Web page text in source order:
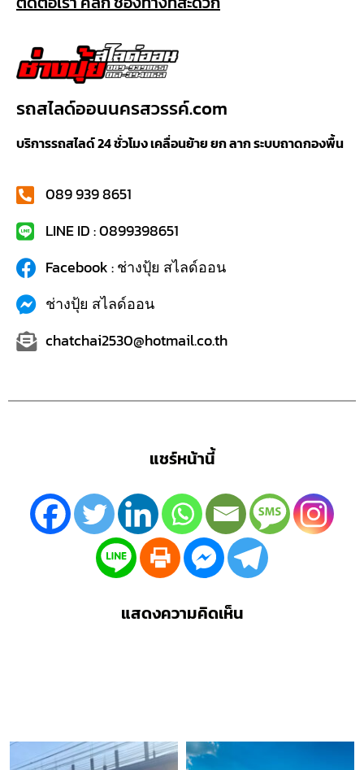
รถสไลด์ออนนครสวรรค์.com
บริการรถสไลด์ 24 ชั่วโมง เคลื่อนย้าย ยก ลาก ระบบถาดกองพื้น
089 939 8651
LINE ID : 0899398651
Facebook : ช่างปุ้ย สไลด์ออน
ช่างปุ้ย สไลด์ออน
chatchai2530@hotmail.co.th
แชร์หน้านี้
แสดงความคิดเห็น